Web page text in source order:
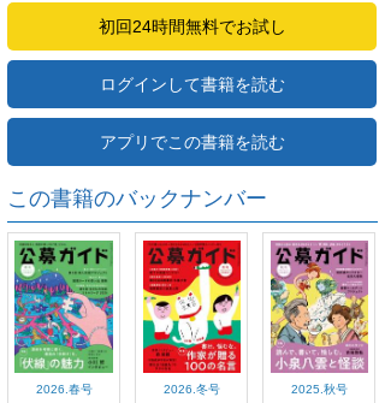
初回24時間無料でお試し
ログインして書籍を読む
アプリでこの書籍を読む
この書籍のバックナンバー
2026.春号 2026.冬号 2025.秋号